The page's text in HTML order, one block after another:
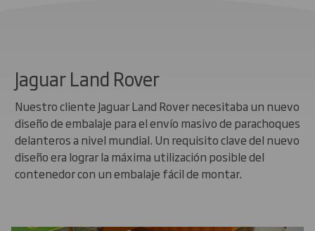
Jaguar Land Rover
Nuestro cliente Jaguar Land Rover necesitaba un nuevo
diseño de embalaje para el envío masivo de parachoques
delanteros a nivel mundial. Un requisito clave del nuevo
diseño era lograr la máxima utilización posible del
contenedor con un embalaje fácil de montar.